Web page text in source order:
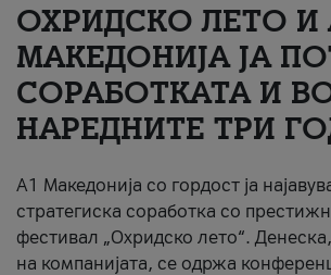
#ПодобарОнлајн
ОХРИДСКО ЛЕТО И
МАКЕДОНИЈА ЈА
СОРАБОТКАТА И
НАРЕДНИТЕ ТРИ
A1 Македонија со гордост ја
стратегиска соработка со
фестивал „Охридско лето“.
на компанијата, се одржа